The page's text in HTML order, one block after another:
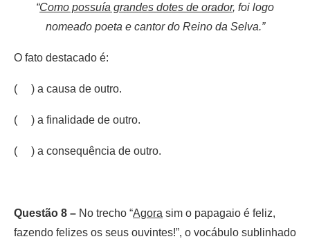
“Como possuía grandes dotes de orador, foi logo
nomeado poeta e cantor do Reino da Selva.”
O fato destacado é:
( ) a causa de outro.
( ) a finalidade de outro.
( ) a consequência de outro.
Questão 8 – No trecho “Agora sim o papagaio é feliz,
fazendo felizes os seus ouvintes!”, o vocábulo sublinhado